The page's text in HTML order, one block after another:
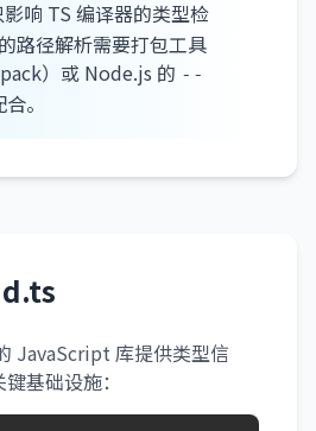
影响 TS 编译器的类型检
路径解析需要打包工具
）或 Node.js 的 --
。
JavaScript 库提供类型信
基础设施：